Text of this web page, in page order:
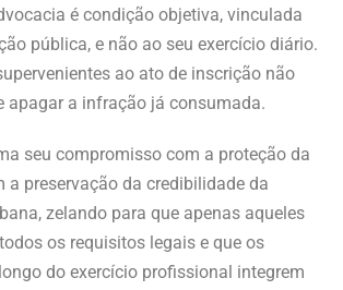
é condição objetiva, vinculada
pública, e não ao seu exercício diário.
ao ato de inscrição não
apagar a infração já consumada.
seu compromisso com a proteção da
a preservação da credibilidade da
zelando para que apenas aqueles
os requisitos legais e que os
do exercício profissional integrem